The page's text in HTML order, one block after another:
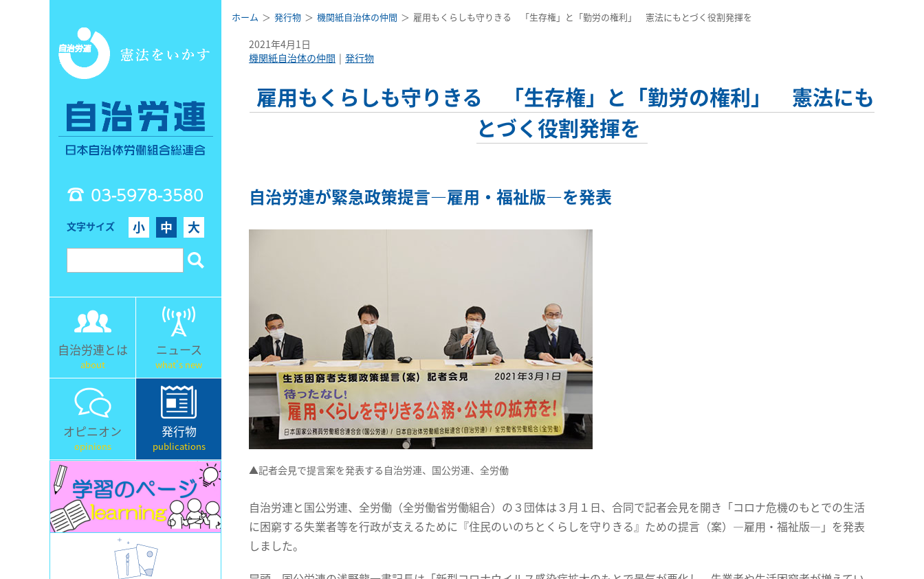
03-5978-3580
文字サイズ 小 中 大
自治労連とは
about
ニュース
what's new
オピニオン
opinions
発行物
publications
ホーム 発行物 機関紙自治体の仲間 雇用もくらしも守りきる 「生存権」と「勤労の権利」 憲法にもとづく役割発揮を
2021年4月1日
機関紙自治体の仲間
発行物
雇用もくらしも守りきる 「生存権」と「勤労の権利」 憲法にも
とづく役割発揮を
自治労連が緊急政策提言―雇用・福祉版―を発表
▲記者会見で提言案を発表する自治労連、国公労連、全労働
自治労連と国公労連、全労働（全労働省労働組合）の３団体は３月１日、合同で記者会見を開き「コロナ危機のもとでの生活
に困窮する失業者等を行政が支えるために『住民のいのちとくらしを守りきる』ための提言（案）―雇用・福祉版―」を発表
しました。